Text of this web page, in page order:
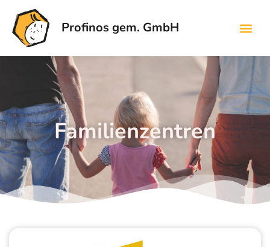
Profinos gem. GmbH
Familienzentren